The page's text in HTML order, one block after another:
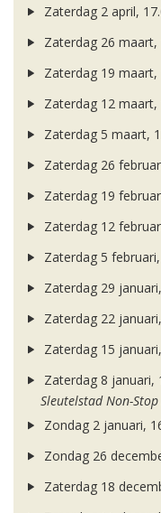
Zaterdag 2 april,
Zaterdag 26 maart,
Zaterdag 19 maart,
Zaterdag 12 maart,
Zaterdag 5 maart,
Zaterdag 26
Zaterdag 19
Zaterdag 12
Zaterdag 5
Zaterdag 29
Zaterdag 22
Zaterdag 15
Zaterdag 8 januari,
Sleutelstad Non-
Zondag 2 januari,
Zondag 26
Zaterdag 18